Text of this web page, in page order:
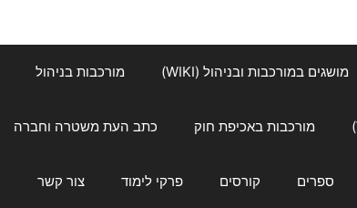
מושגים במורכבות ובניהול (WIKI) מורכבות בניהול
מורכבות באכיפת חוק כתב העת משטרה וחברה
ספרים קורסים פרקי לימוד צור קשר